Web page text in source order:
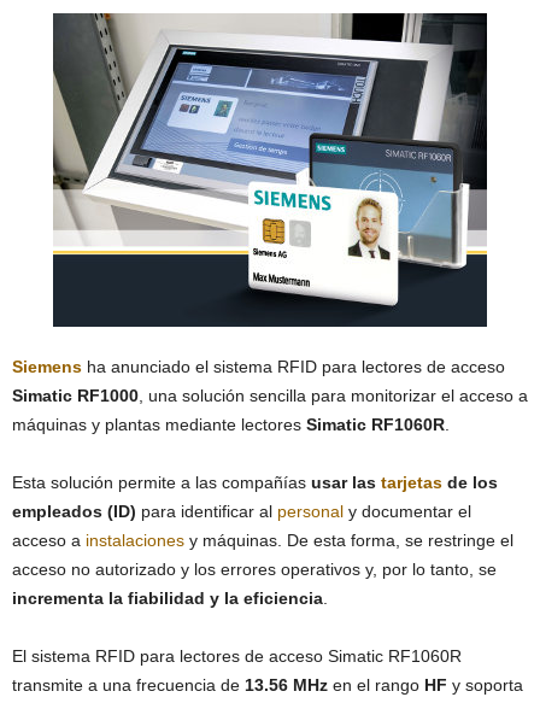
Siemens ha anunciado el sistema RFID para lectores de acceso
Simatic RF1000 , una solución sencilla para monitorizar el acceso a
máquinas y plantas mediante lectores Simatic RF1060R
Esta solución permite a las compañías usar las tarjetas de los
empleados (ID) para identificar al personal y documentar el
acceso a instalaciones y máquinas. De esta forma, se restringe el
acceso no autorizado y los errores operativos y, por lo tanto, se
incrementa la fiabilidad y la eficiencia
El sistema RFID para lectores de acceso Simatic RF1060R
transmite a una frecuencia de 13.56 MHz en el rango HF y soporta